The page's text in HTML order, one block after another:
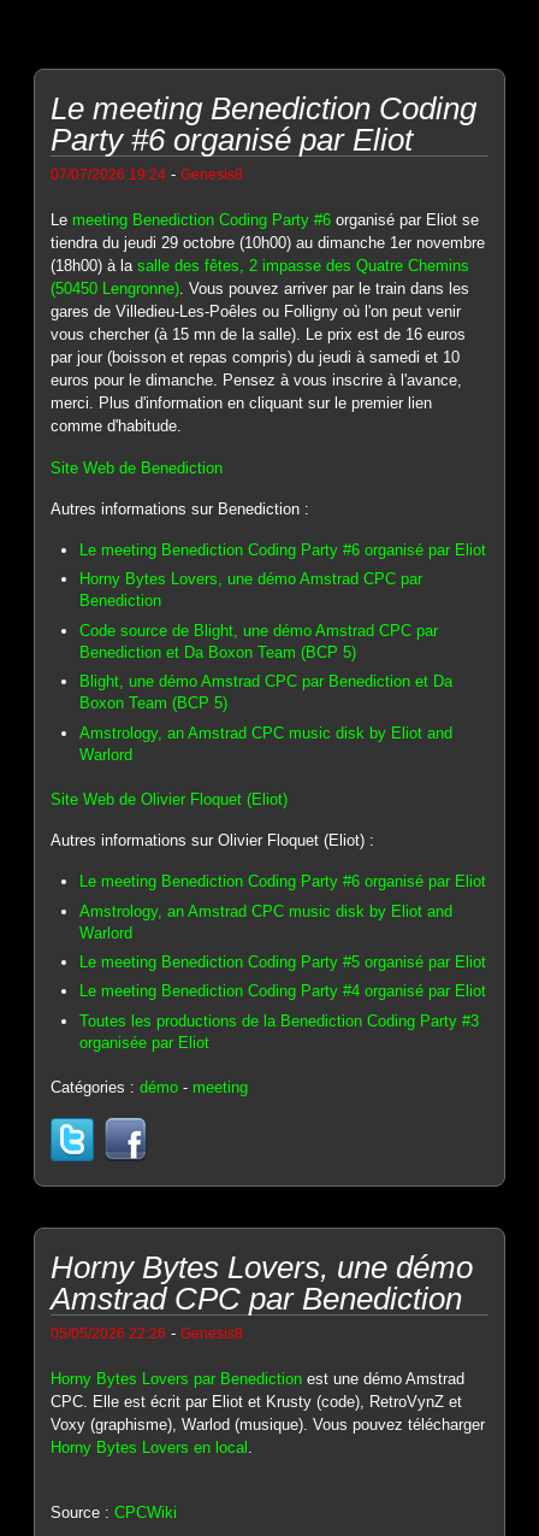
Le meeting Benediction Coding
Party #6 organisé par Eliot
07/07/2026 19:24 -Genesis8
Le meeting Benediction Coding Party #6 organisé par Eliot se
tiendra du jeudi 29 octobre (10h00) au dimanche 1er novembre
(18h00) à lasalle des fêtes, 2 impasse des Quatre Chemins
(50450 Lengronne). Vous pouvez arriver par le train dans les
gares de Villedieu-Les-Poêles ou Folligny où l'on peut venir
vous chercher (à 15 mn de la salle). Le prix est de 16 euros
par jour (boisson et repas compris) du jeudi à samedi et 10
euros pour le dimanche. Pensez à vous inscrire à l'avance,
merci. Plus d'information en cliquant sur le premier lien
comme d'habitude.
Site Web de Benediction
Autres informations sur Benediction :
Le meeting Benediction Coding Party #6 organisé par Eliot
Horny Bytes Lovers, une démo Amstrad CPC par
Benediction
Code source de Blight, une démo Amstrad CPC par
Benediction et Da Boxon Team (BCP 5)
Blight, une démo Amstrad CPC par Benediction et Da
Boxon Team (BCP 5)
Amstrology, an Amstrad CPC music disk by Eliot and
Warlord
Site Web de Olivier Floquet (Eliot)
Autres informations sur Olivier Floquet (Eliot) :
Le meeting Benediction Coding Party #6 organisé par Eliot
Amstrology, an Amstrad CPC music disk by Eliot and
Warlord
Le meeting Benediction Coding Party #5 organisé par Eliot
Le meeting Benediction Coding Party #4 organisé par Eliot
Toutes les productions de la Benediction Coding Party #3
organisée par Eliot
Catégories :démo - meeting
Horny Bytes Lovers, une démo
Amstrad CPC par Benediction
05/05/2026 22:26 -Genesis8
Horny Bytes Lovers par Benediction est une démo Amstrad
CPC. Elle est écrit par Eliot et Krusty (code), RetroVynZ et
Voxy (graphisme), Warlod (musique). Vous pouvez télécharger
Horny Bytes Lovers en local .
Source :CPCWiki